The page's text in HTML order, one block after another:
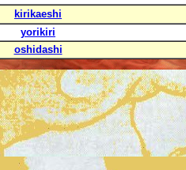
kirikaeshi
yorikiri
oshidashi